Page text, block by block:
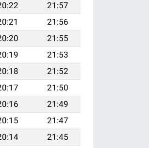
21:57
21:56
21:55
21:53
21:52
21:50
21:49
21:47
21:45